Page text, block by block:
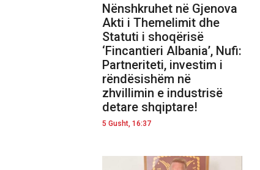
Nënshkruhet në Gjenova
Akti i Themelimit dhe
Statuti i shoqërisë
‘Fincantieri Albania’, Nufi:
Partneriteti, investim i
rëndësishëm në
zhvillimin e industrisë
detare shqiptare!
5 Gusht, 16:37